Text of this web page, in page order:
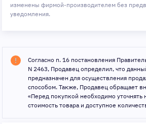
изменены фирмой-производителем без
уведомления.
Согласно п. 16 постановления
N 2463, Продавец определил, что
предназначен для осуществления
способом. Также, Продавец обращает
«Перед покупкой необходимо уточнять
стоимость товара и доступное